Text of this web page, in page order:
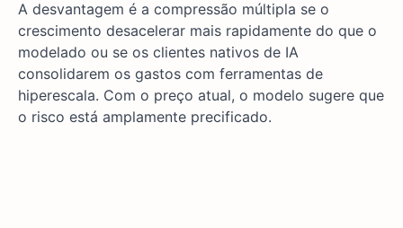
A desvantagem é a compressão múltipla se o
crescimento desacelerar mais rapidamente do que o
modelado ou se os clientes nativos de IA
consolidarem os gastos com ferramentas de
hiperescala. Com o preço atual, o modelo sugere que
o risco está amplamente precificado.